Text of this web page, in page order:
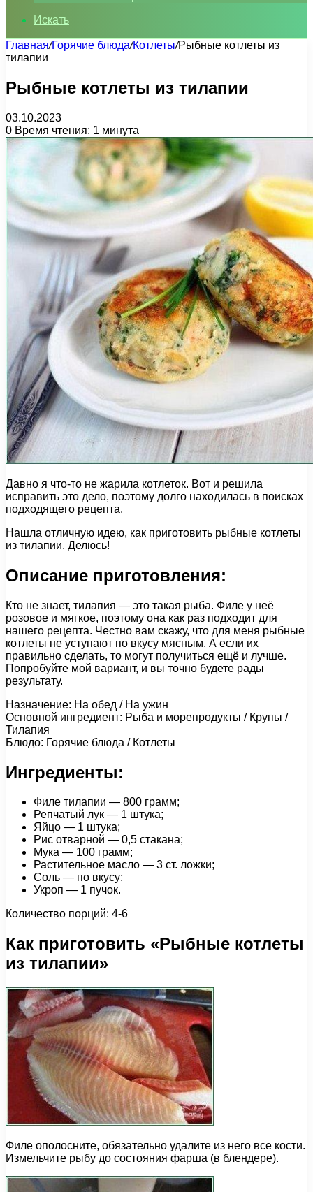
Искать
Главная/Горячие блюда/Котлеты/Рыбные котлеты из
тилапии
Рыбные котлеты из тилапии
03.10.2023
0 Время чтения: 1 минута
Давно я что-то не жарила котлеток. Вот и решила
исправить это дело, поэтому долго находилась в поисках
подходящего рецепта.
Нашла отличную идею, как приготовить рыбные котлеты
из тилапии. Делюсь!
Описание приготовления:
Кто не знает, тилапия — это такая рыба. Филе у неё
розовое и мягкое, поэтому она как раз подходит для
нашего рецепта. Честно вам скажу, что для меня рыбные
котлеты не уступают по вкусу мясным. А если их
правильно сделать, то могут получиться ещё и лучше.
Попробуйте мой вариант, и вы точно будете рады
результату.
Назначение: На обед / На ужин
Основной ингредиент: Рыба и морепродукты / Крупы /
Тилапия
Блюдо: Горячие блюда / Котлеты
Ингредиенты:
Филе тилапии — 800 грамм;
Репчатый лук — 1 штука;
Яйцо — 1 штука;
Рис отварной — 0,5 стакана;
Мука — 100 грамм;
Растительное масло — 3 ст. ложки;
Соль — по вкусу;
Укроп — 1 пучок.
Количество порций: 4-6
Как приготовить «Рыбные котлеты
из тилапии»
Филе ополосните, обязательно удалите из него все кости.
Измельчите рыбу до состояния фарша (в блендере).